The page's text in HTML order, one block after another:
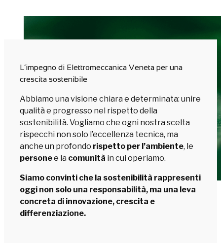
L’impegno di Elettromeccanica Veneta per una
crescita sostenibile
Abbiamo una visione chiara e determinata: unire
qualità e progresso nel rispetto della
sostenibilità. Vogliamo che ogni nostra scelta
rispecchi non solo l’eccellenza tecnica, ma
anche un profondo rispetto per l’ambiente, le
personee la comunità in cui operiamo.
Siamo convinti che la sostenibilità rappresenti
oggi non solo una responsabilità, ma una leva
concreta di innovazione, crescita e
differenziazione.